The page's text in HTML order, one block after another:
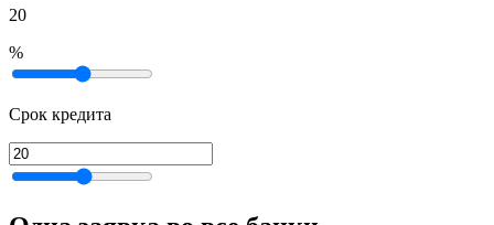
20
%
Срок кредита